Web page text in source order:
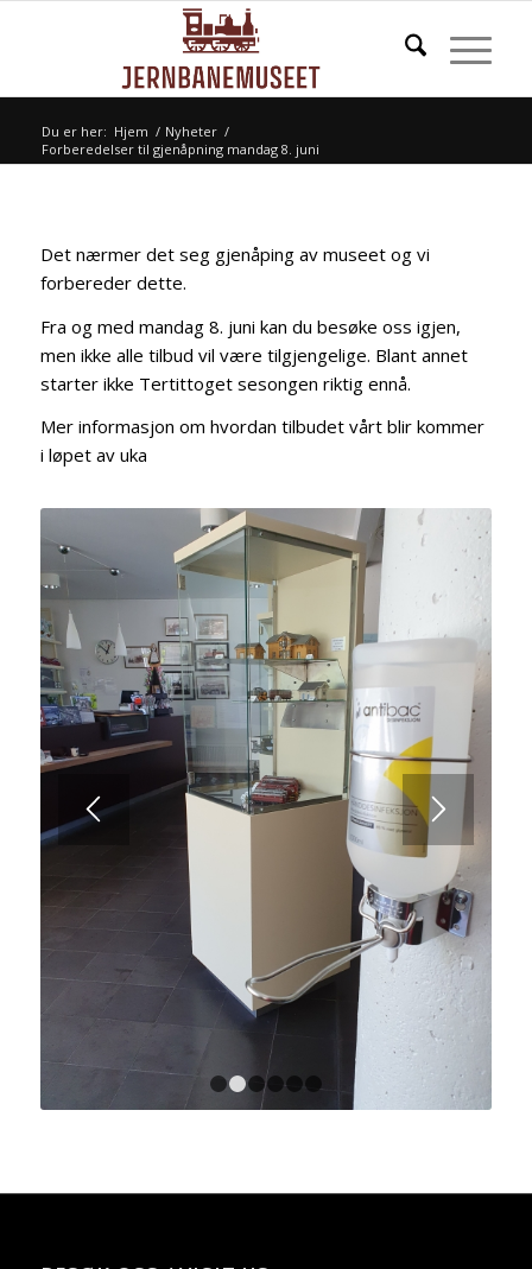
Du er her: Hjem / Nyheter /
Forberedelser til gjenåpning mandag 8. juni
Det nærmer det seg gjenåping av museet og vi
forbereder dette.
Fra og med mandag 8. juni kan du besøke oss igjen,
men ikke alle tilbud vil være tilgjengelige. Blant annet
starter ikke Tertittoget sesongen riktig ennå.
Mer informasjon om hvordan tilbudet vårt blir kommer
i løpet av uka